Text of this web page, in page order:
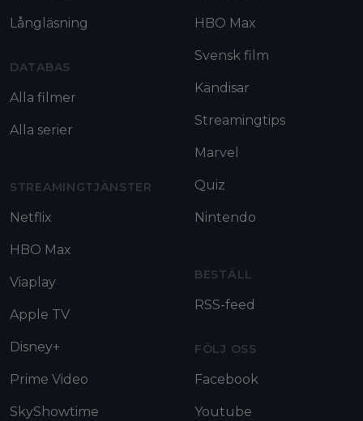
Långläsning
DATABAS
Alla filmer
Alla serier
STREAMINGTJÄNSTER
Netflix
HBO Max
Viaplay
Apple TV
Disney+
Prime Video
SkyShowtime
HBO Max
Svensk film
Kändisar
Streamingtips
Marvel
Quiz
Nintendo
BESTÄLL
RSS-feed
FÖLJ OSS
Facebook
Youtube